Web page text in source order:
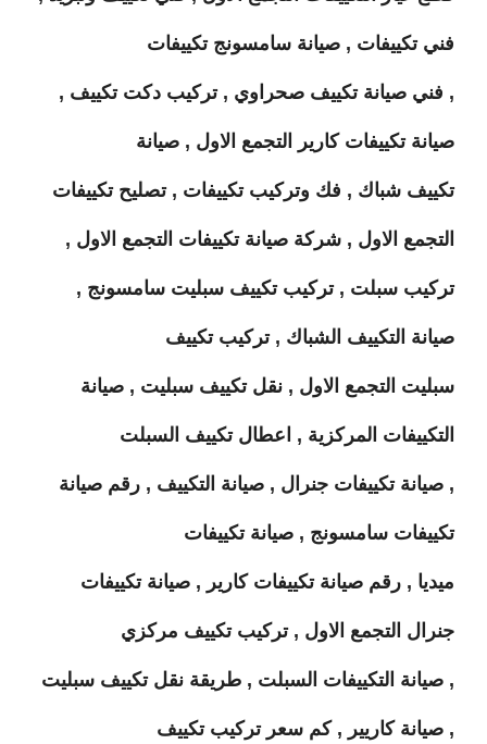
فني تكييفات , صيانة سامسونج تكييفات
, فني صيانة تكييف صحراوي , تركيب دكت تكييف ,
صيانة تكييفات كارير التجمع الاول , صيانة
تكييف شباك , فك وتركيب تكييفات , تصليح تكييفات
التجمع الاول , شركة صيانة تكييفات التجمع الاول ,
تركيب سبلت , تركيب تكييف سبليت سامسونج ,
صيانة التكييف الشباك , تركيب تكييف
سبليت التجمع الاول , نقل تكييف سبليت , صيانة
التكييفات المركزية , اعطال تكييف السبلت
, صيانة تكييفات جنرال , صيانة التكييف , رقم صيانة
تكييفات سامسونج , صيانة تكييفات
ميديا , رقم صيانة تكييفات كارير , صيانة تكييفات
جنرال التجمع الاول , تركيب تكييف مركزي
, صيانة التكييفات السبلت , طريقة نقل تكييف سبليت
, صيانة كاريير , كم سعر تركيب تكييف